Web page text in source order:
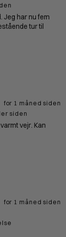
Jeg har nu fem
tur til
for 1 måned siden
siden
vejr. Kan
for 1 måned siden